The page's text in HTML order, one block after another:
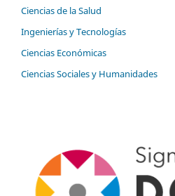
Ciencias de la Salud
Ingenierías y Tecnologías
Ciencias Económicas
Ciencias Sociales y Humanidades